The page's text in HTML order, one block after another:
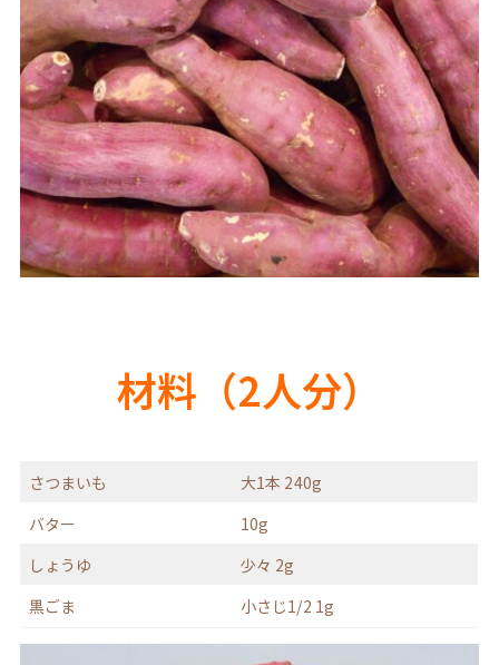
材料（2人分）
さつまいも
大1本 240g
バター
10g
しょうゆ
少々 2g
黒ごま
小さじ1/2 1g